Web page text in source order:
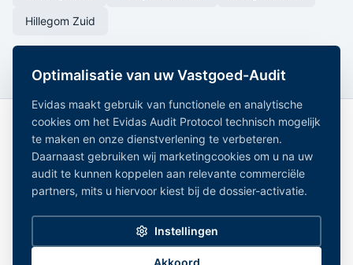
Hillegom Zuid
Onafhankelijk Vastgoedregister — geaggregeerde
vastgoeddata uit 15+ overheidsregistraties.
Noord-Holland|Zuid-Holland
Gelderland
Bronnen|Partners
Optimalisatie van uw Vastgoed-Audit
Evidas maakt gebruik van functionele en analytische
cookies om het Evidas Audit Protocol technisch mogelijk
te maken en onze dienstverlening te verbeteren.
Daarnaast gebruiken wij marketingcookies om u na uw
audit te kunnen koppelen aan relevante commerciële
partners, mits u hiervoor kiest bij de dossier-activatie.
Instellingen
Akkoord